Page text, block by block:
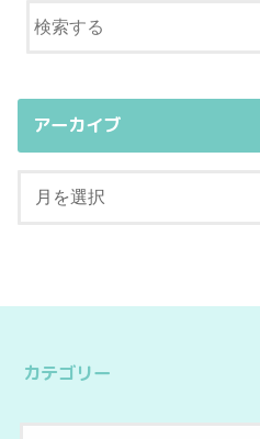
アーカイブ
カテゴリー